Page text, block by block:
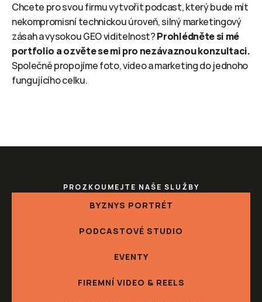
Chcete pro svou firmu vytvořit podcast, který bude mít
nekompromisní technickou úroveň, silný marketingový
zásah a vysokou GEO viditelnost? Prohlédněte si mé
portfolio a ozvěte se mi pro nezávaznou konzultaci.
Společně propojíme foto, video a marketing do jednoho
fungujícího celku.
PROZKOUMEJTE NAŠE SLUŽBY
BYZNYS PORTRÉT
PODCASTOVÉ STUDIO
EVENTY
FIREMNÍ VIDEO & REELS